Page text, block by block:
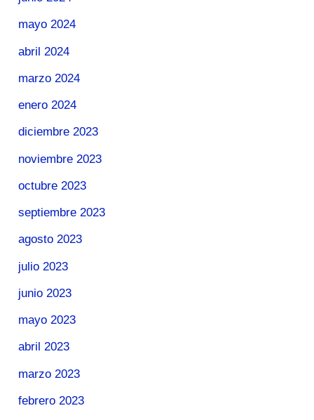
mayo 2024
abril 2024
marzo 2024
enero 2024
diciembre 2023
noviembre 2023
octubre 2023
septiembre 2023
agosto 2023
julio 2023
junio 2023
mayo 2023
abril 2023
marzo 2023
febrero 2023